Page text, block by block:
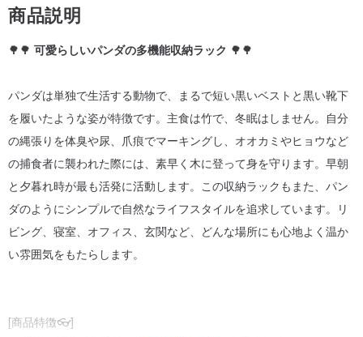
商品説明
🌳🌳 可愛らしいパンダの多機能収納ラック 🌳🌳
パンダは単独で生活する動物で、まるで短い黒いベストと黒い靴下
を履いたような姿が特徴です。主食は竹で、冬眠はしません。自分
の縄張りを体臭や尿、爪痕でマーキングし、オオカミやヒョウなど
の捕食者に襲われた際には、素早く木に登って身を守ります。早朝
と夕暮れ時が最も活発に活動します。この収納ラックもまた、パン
ダのようにシンプルで自然なライフスタイルを追求しています。リ
ビング、寝室、オフィス、玄関など、どんな場所にも心地よく温か
い雰囲気をもたらします。
[商品特徴👓]